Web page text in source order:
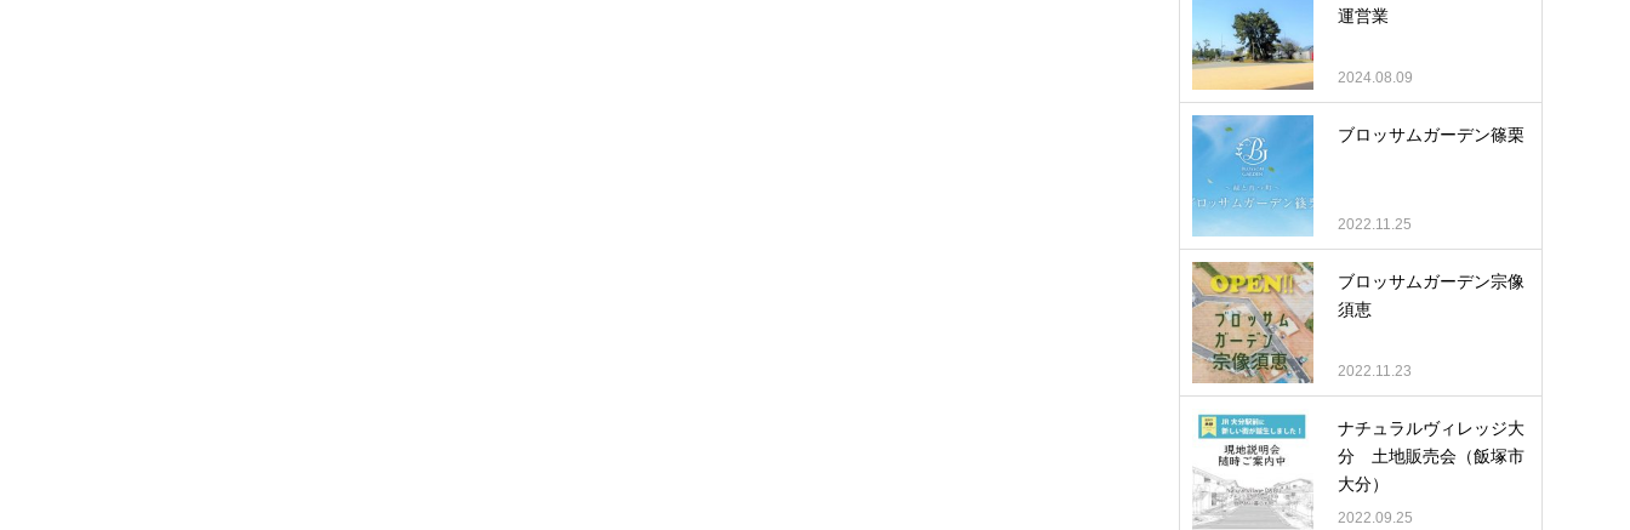
運営業
2024.08.09
ブロッサムガーデン篠栗
2022.11.25
ブロッサムガーデン宗像
須恵
2022.11.23
ナチュラルヴィレッジ大
分 土地販売会（飯塚市
大分）
2022.09.25